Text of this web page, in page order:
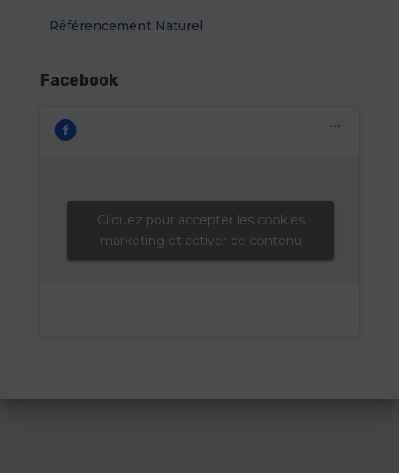
Référencement Naturel
Facebook
Cliquez pour accepter les cookies
marketing et activer ce contenu